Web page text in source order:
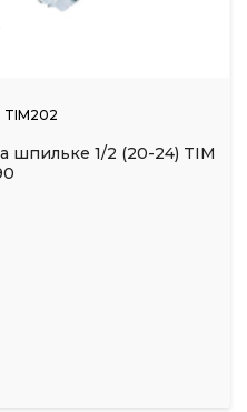
TIM202
шпильке 1/2 (20-24) TIM